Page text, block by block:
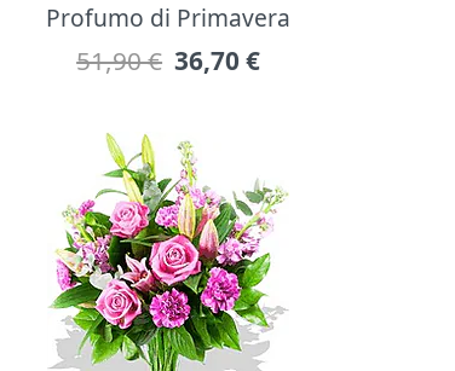
Profumo di Primavera
51,90 € 36,70 €